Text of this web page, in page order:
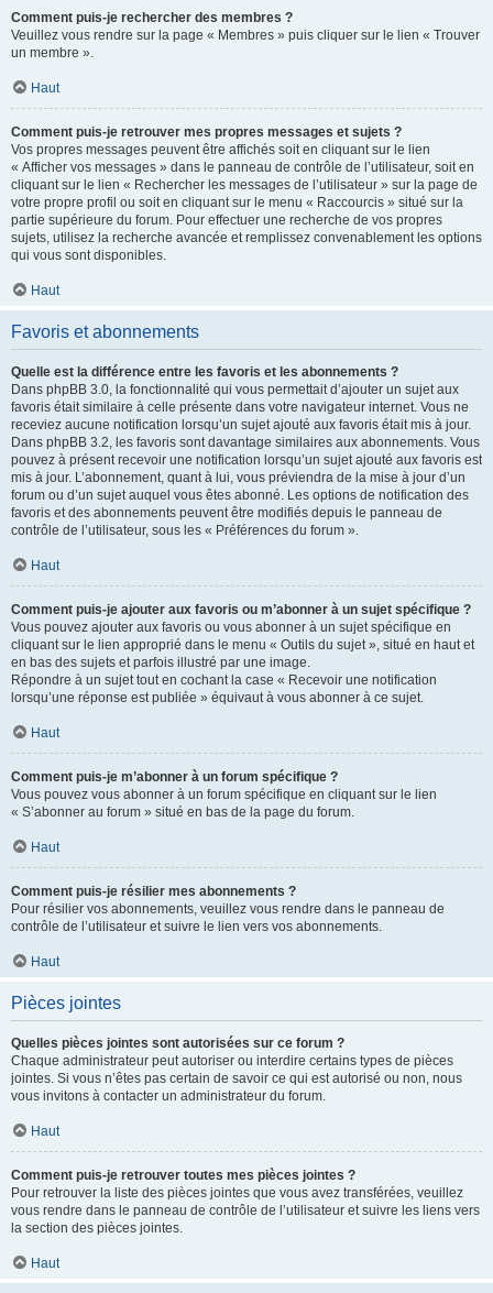
Comment puis-je rechercher des membres ?
Veuillez vous rendre sur la page « Membres » puis cliquer sur le lien « Trouver
un membre ».
Haut
Comment puis-je retrouver mes propres messages et sujets ?
Vos propres messages peuvent être affichés soit en cliquant sur le lien
« Afficher vos messages » dans le panneau de contrôle de l’utilisateur, soit en
cliquant sur le lien « Rechercher les messages de l’utilisateur » sur la page de
votre propre profil ou soit en cliquant sur le menu « Raccourcis » situé sur la
partie supérieure du forum. Pour effectuer une recherche de vos propres
sujets, utilisez la recherche avancée et remplissez convenablement les options
qui vous sont disponibles.
Haut
Favoris et abonnements
Quelle est la différence entre les favoris et les abonnements ?
Dans phpBB 3.0, la fonctionnalité qui vous permettait d’ajouter un sujet aux
favoris était similaire à celle présente dans votre navigateur internet. Vous ne
receviez aucune notification lorsqu’un sujet ajouté aux favoris était mis à jour.
Dans phpBB 3.2, les favoris sont davantage similaires aux abonnements. Vous
pouvez à présent recevoir une notification lorsqu’un sujet ajouté aux favoris est
mis à jour. L’abonnement, quant à lui, vous préviendra de la mise à jour d’un
forum ou d’un sujet auquel vous êtes abonné. Les options de notification des
favoris et des abonnements peuvent être modifiés depuis le panneau de
contrôle de l’utilisateur, sous les « Préférences du forum ».
Haut
Comment puis-je ajouter aux favoris ou m’abonner à un sujet spécifique ?
Vous pouvez ajouter aux favoris ou vous abonner à un sujet spécifique en
cliquant sur le lien approprié dans le menu « Outils du sujet », situé en haut et
en bas des sujets et parfois illustré par une image.
Répondre à un sujet tout en cochant la case « Recevoir une notification
lorsqu’une réponse est publiée » équivaut à vous abonner à ce sujet.
Haut
Comment puis-je m’abonner à un forum spécifique ?
Vous pouvez vous abonner à un forum spécifique en cliquant sur le lien
« S’abonner au forum » situé en bas de la page du forum.
Haut
Comment puis-je résilier mes abonnements ?
Pour résilier vos abonnements, veuillez vous rendre dans le panneau de
contrôle de l’utilisateur et suivre le lien vers vos abonnements.
Haut
Pièces jointes
Quelles pièces jointes sont autorisées sur ce forum ?
Chaque administrateur peut autoriser ou interdire certains types de pièces
jointes. Si vous n’êtes pas certain de savoir ce qui est autorisé ou non, nous
vous invitons à contacter un administrateur du forum.
Haut
Comment puis-je retrouver toutes mes pièces jointes ?
Pour retrouver la liste des pièces jointes que vous avez transférées, veuillez
vous rendre dans le panneau de contrôle de l’utilisateur et suivre les liens vers
la section des pièces jointes.
Haut